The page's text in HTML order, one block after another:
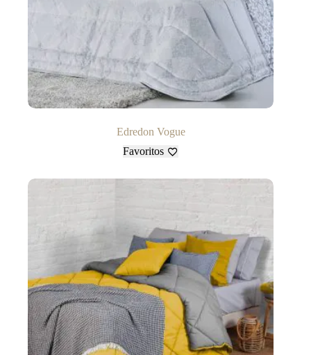
Edredon Vogue
Favoritos